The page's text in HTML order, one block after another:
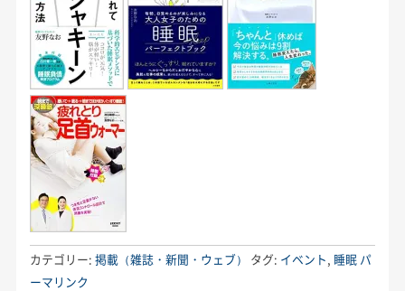
カテゴリー: 掲載（雑誌・新聞・ウェブ） タグ: イベント 睡眠 パ
ーマリンク